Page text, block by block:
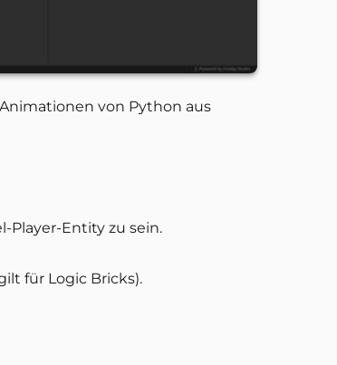
von Python aus
Player-Entity zu sein.
für Logic Bricks).